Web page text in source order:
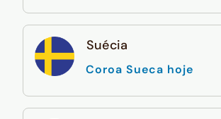
Suécia
Coroa Sueca hoje